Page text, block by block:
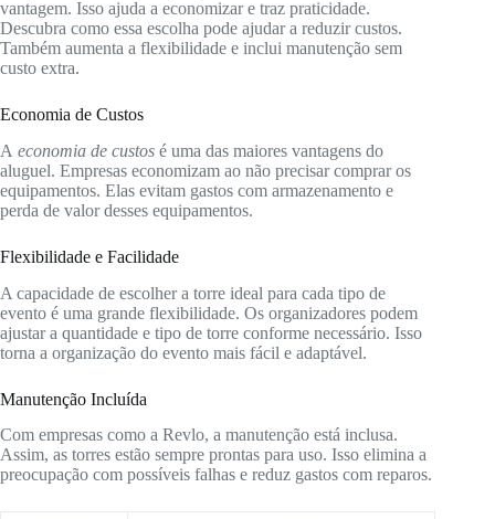
vantagem. Isso ajuda a economizar e traz praticidade.
Descubra como essa escolha pode ajudar a reduzir custos.
Também aumenta a flexibilidade e inclui manutenção sem
custo extra.
Economia de Custos
A economia de custos é uma das maiores vantagens do
aluguel. Empresas economizam ao não precisar comprar os
equipamentos. Elas evitam gastos com armazenamento e
perda de valor desses equipamentos.
Flexibilidade e Facilidade
A capacidade de escolher a torre ideal para cada tipo de
evento é uma grande flexibilidade. Os organizadores podem
ajustar a quantidade e tipo de torre conforme necessário. Isso
torna a organização do evento mais fácil e adaptável.
Manutenção Incluída
Com empresas como a Revlo, a manutenção está inclusa.
Assim, as torres estão sempre prontas para uso. Isso elimina a
preocupação com possíveis falhas e reduz gastos com reparos.